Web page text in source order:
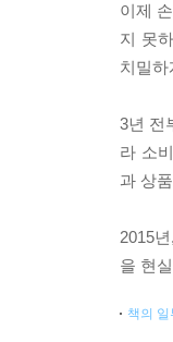
이제
지 못
치밀
3년 전
라 소
과 상
2015
을 현
책의